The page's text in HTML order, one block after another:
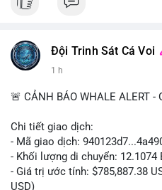
Đội Trinh Sát Cá Voi
1 h
🚨 CẢNH BÁO WHALE ALERT -
Chi tiết giao dịch:
- Mã giao dịch:
- Khối lượng di chuyển: 12.1074
- Giá trị ước tính: $785,887.38
USD)